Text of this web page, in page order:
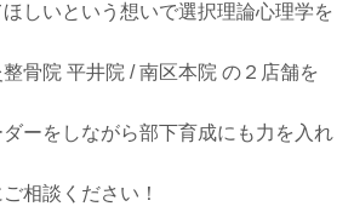
しいという想いで選択理論心理学を
骨院 平井院 / 南区本院 の２店舗を
ーをしながら部下育成にも力を入れ
相談ください！